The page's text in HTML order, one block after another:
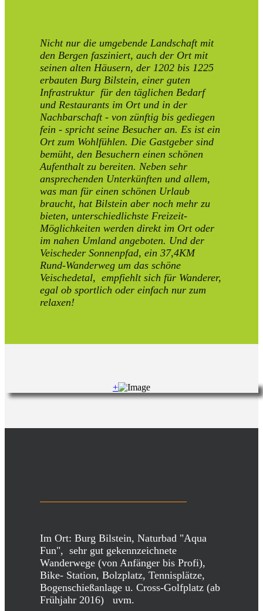
Nicht nur die umgebende Landschaft mit
den Bergen fasziniert, auch der Ort mit
seinen alten Häusern, der 1202 bis 1225
erbauten Burg Bilstein, einer guten
Infrastruktur für den täglichen Bedarf
und Restaurants im Ort und in der
Nachbarschaft - von zünftig bis gediegen
fein - spricht seine Besucher an. Es ist ein
Ort zum Wohlfühlen. Die Gastgeber sind
bemüht, den Besuchern einen schönen
Aufenthalt zu bereiten. Neben sehr
ansprechenden Unterkünften und allem,
was man für einen schönen Urlaub
braucht, hat Bilstein aber noch mehr zu
bieten, unterschiedlichste Freizeit-
Möglichkeiten werden direkt im Ort oder
im nahen Umland angeboten. Und der
Veischeder Sonnenpfad, ein 37,4KM
Rund-Wanderweg um das schöne
Veischedetal, empfiehlt sich für Wanderer,
egal ob sportlich oder einfach nur zum
relaxen!
+
Im Ort: Burg Bilstein, Naturbad "Aqua
Fun", sehr gut gekennzeichnete
Wanderwege (von Anfänger bis Profi),
Bike- Station, Bolzplatz, Tennisplätze,
Bogenschießanlage u. Cross-Golfplatz (ab
Frühjahr 2016) uvm.